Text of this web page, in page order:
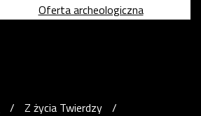
Oferta archeologiczna
/ Z życia Twierdzy /